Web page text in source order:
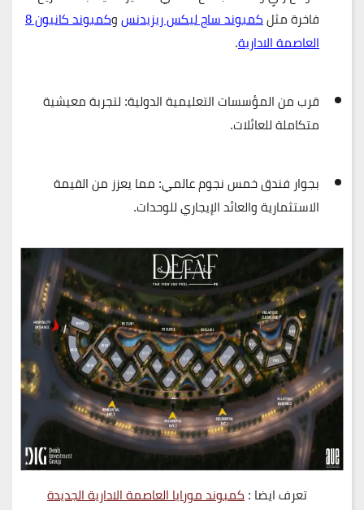
فاخرة مثلكمبوند ساج ليكس ريزيدنسو
كمبوند كانيون 8
العاصمة الادارية.
قرب من المؤسسات التعليمية الدولية: لتجربة معيشية
متكاملة للعائلات.
بجوار فندق خمس نجوم عالمي: مما يعزز من القيمة
الاستثمارية والعائد الإيجاري للوحدات.
تعرف ايضا :كمبوند مورايا العاصمة الادارية الجديدة